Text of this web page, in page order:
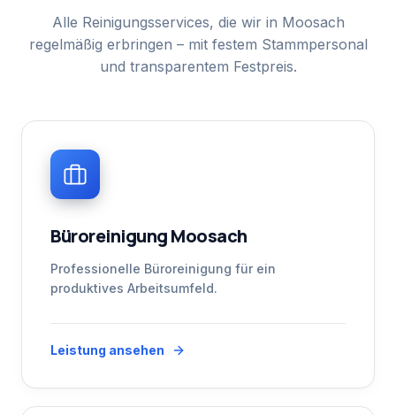
Alle Reinigungsservices, die wir in Moosach
regelmäßig erbringen – mit festem Stammpersonal
und transparentem Festpreis.
Büroreinigung Moosach
Professionelle Büroreinigung für ein
produktives Arbeitsumfeld.
Leistung ansehen